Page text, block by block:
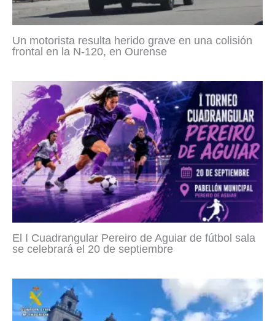
Un motorista resulta herido grave en una colisión
frontal en la N-120, en Ourense
El I Cuadrangular Pereiro de Aguiar de fútbol sala
se celebrará el 20 de septiembre